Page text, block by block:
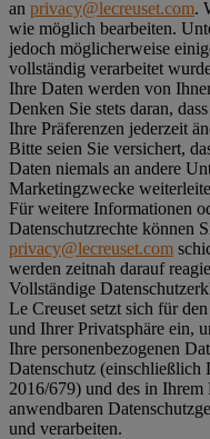
an privacy@lecreuset.com.
wie möglich bearbeiten.
jedoch möglicherweise
vollständig verarbeitet
Ihre Daten werden von
Denken Sie stets daran,
Ihre Präferenzen jederzeit
Bitte seien Sie versichert,
Daten niemals an andere
Marketingzwecke
Für weitere Informationen
Datenschutzrechte können
privacy@lecreuset.com
werden zeitnah darauf
Vollständige
Le Creuset setzt sich für
und Ihrer Privatsphäre ein,
Ihre personenbezogenen
Datenschutz (einschließlich
2016/679) und des in
anwendbaren
und verarbeiten.